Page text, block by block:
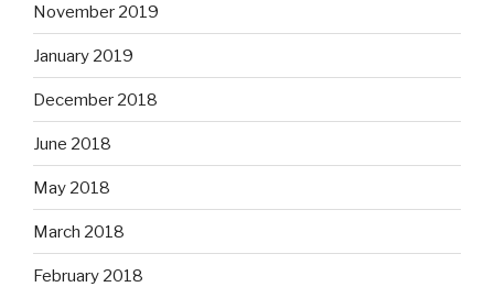
November 2019
January 2019
December 2018
June 2018
May 2018
March 2018
February 2018